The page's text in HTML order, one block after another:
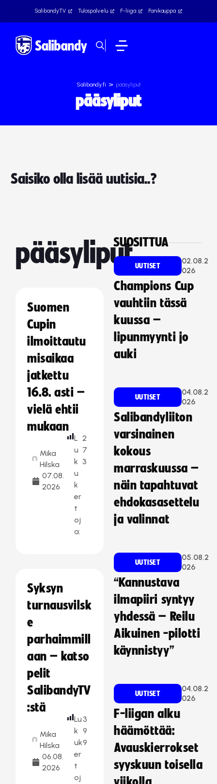
SalibandyTV Tulospalvelu F-liiga Fanikauppa
Salibandy.fi > pääsyliput
pääsyliput
Saisiko olla lisää uutisia..?
pääsyliput
Suomen
Cupin
ilmoittautu
misaikaa
jatkettu
16.8. asti –
vielä ehtii
mukaan
Mika
Hilska
07.08.
2026
L
u
k
u
k
er
t
oj
a:
2
7
3
Syksyn
turnausvilsk
e
parhaimmill
aan – katso
pelit
SalibandyTV
:stä
Mika
Hilska
06.08.
2026
Lu
k
uk
er
t
oj
3
9
9
SUOSITTUA
UUTISET
02.08.2
026
Champions Cup
vauhtiin tässä
kuussa –
lipunmyynti jo
auki
UUTISET
04.08.2
026
Salibandyliiton
varsinainen
kokous
marraskuussa –
näin tapahtuvat
ehdokasasettelu
ja valinnat
UUTISET
05.08.2
026
“Kannustava
ilmapiiri syntyy
yhdessä – Reilu
Aikuinen -pilotti
käynnistyy”
UUTISET
04.08.2
026
F-liigan alku
häämöttää:
Avauskierrokset
syyskuun toisella